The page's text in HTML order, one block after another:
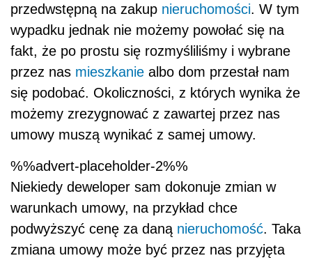
przedwstępną na zakup nieruchomości. W tym
wypadku jednak nie możemy powołać się na
fakt, że po prostu się rozmyśliliśmy i wybrane
przez nas mieszkanie albo dom przestał nam
się podobać. Okoliczności, z których wynika że
możemy zrezygnować z zawartej przez nas
umowy muszą wynikać z samej umowy.
%%advert-placeholder-2%%
Niekiedy deweloper sam dokonuje zmian w
warunkach umowy, na przykład chce
podwyższyć cenę za daną nieruchomość. Taka
zmiana umowy może być przez nas przyjęta